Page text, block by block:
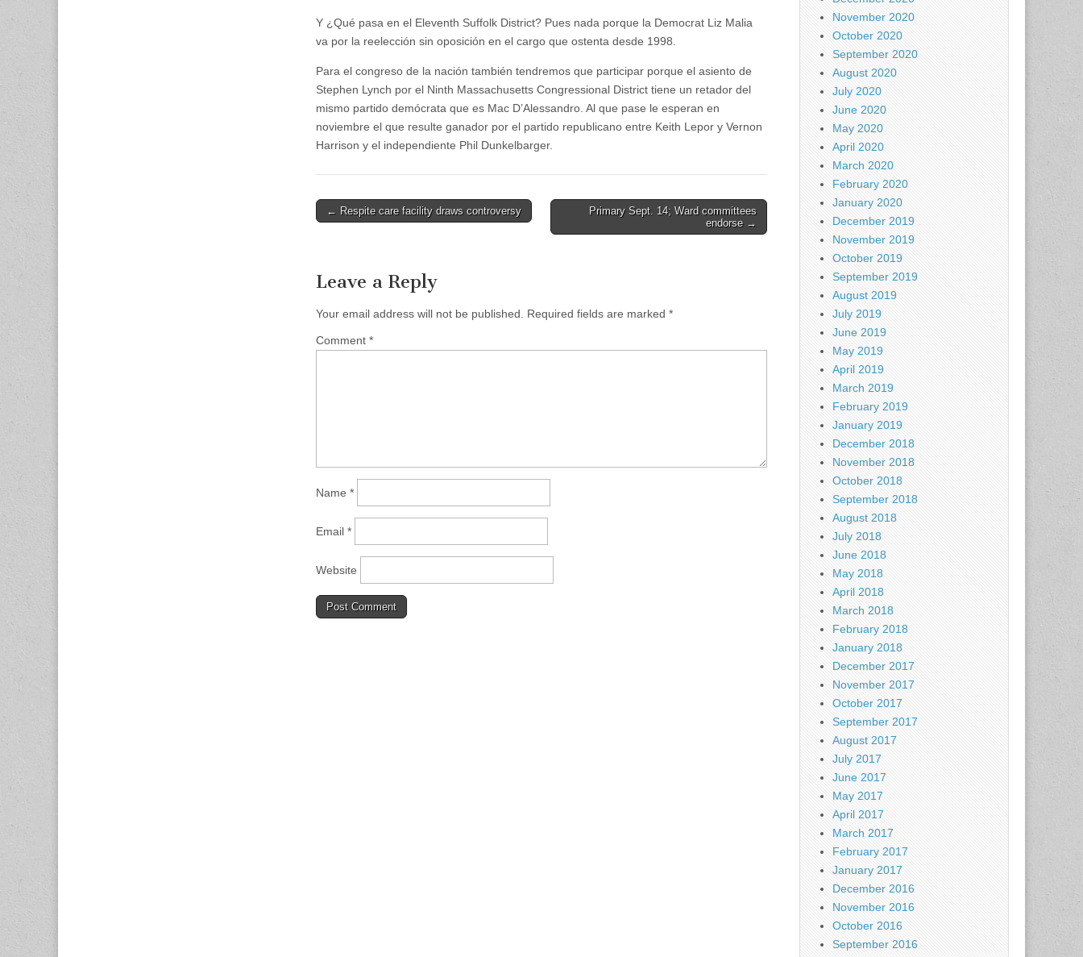
Y ¿Qué pasa en el Eleventh Suffolk District? Pues nada porque la Democrat Liz Malia
va por la reelección sin oposición en el cargo que ostenta desde 1998.
Para el congreso de la nación también tendremos que participar porque el asiento de
Stephen Lynch por el Ninth Massachusetts Congressional District tiene un retador del
mismo partido demócrata que es Mac D’Alessandro. Al que pase le esperan en
noviembre el que resulte ganador por el partido republicano entre Keith Lepor y Vernon
Harrison y el independiente Phil Dunkelbarger.
Post
← Respite care facility draws controversy
Primary Sept. 14; Ward committees
endorse →
Leave a Reply
Your email address will not be published. Required fields are marked *
Comment *
Name *
Email *
Website
November 2020
October 2020
September 2020
August 2020
July 2020
June 2020
May 2020
April 2020
March 2020
February 2020
January 2020
December 2019
November 2019
October 2019
September 2019
August 2019
July 2019
June 2019
May 2019
April 2019
March 2019
February 2019
January 2019
December 2018
November 2018
October 2018
September 2018
August 2018
July 2018
June 2018
May 2018
April 2018
March 2018
February 2018
January 2018
December 2017
November 2017
October 2017
September 2017
August 2017
July 2017
June 2017
May 2017
April 2017
March 2017
February 2017
January 2017
December 2016
November 2016
October 2016
September 2016